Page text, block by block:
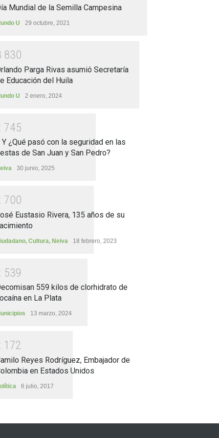
Mundial de la Semilla Campesina
U 29 octubre, 2021
830
Parga Rivas asumió Secretaría
Educación del Huila
U 2 enero, 2024
745
Y ¿Qué pasó con la seguridad en las
de San Juan y San Pedro?
30 junio, 2025
700
Eustasio Rivera, 135 años de su
, Cultura, Neiva 18 febrero, 2023
539
559 kilos de clorhidrato de
en La Plata
13 marzo, 2024
1 72
Reyes Rodríguez, Embajador de
en Estados Unidos
6 julio, 2017